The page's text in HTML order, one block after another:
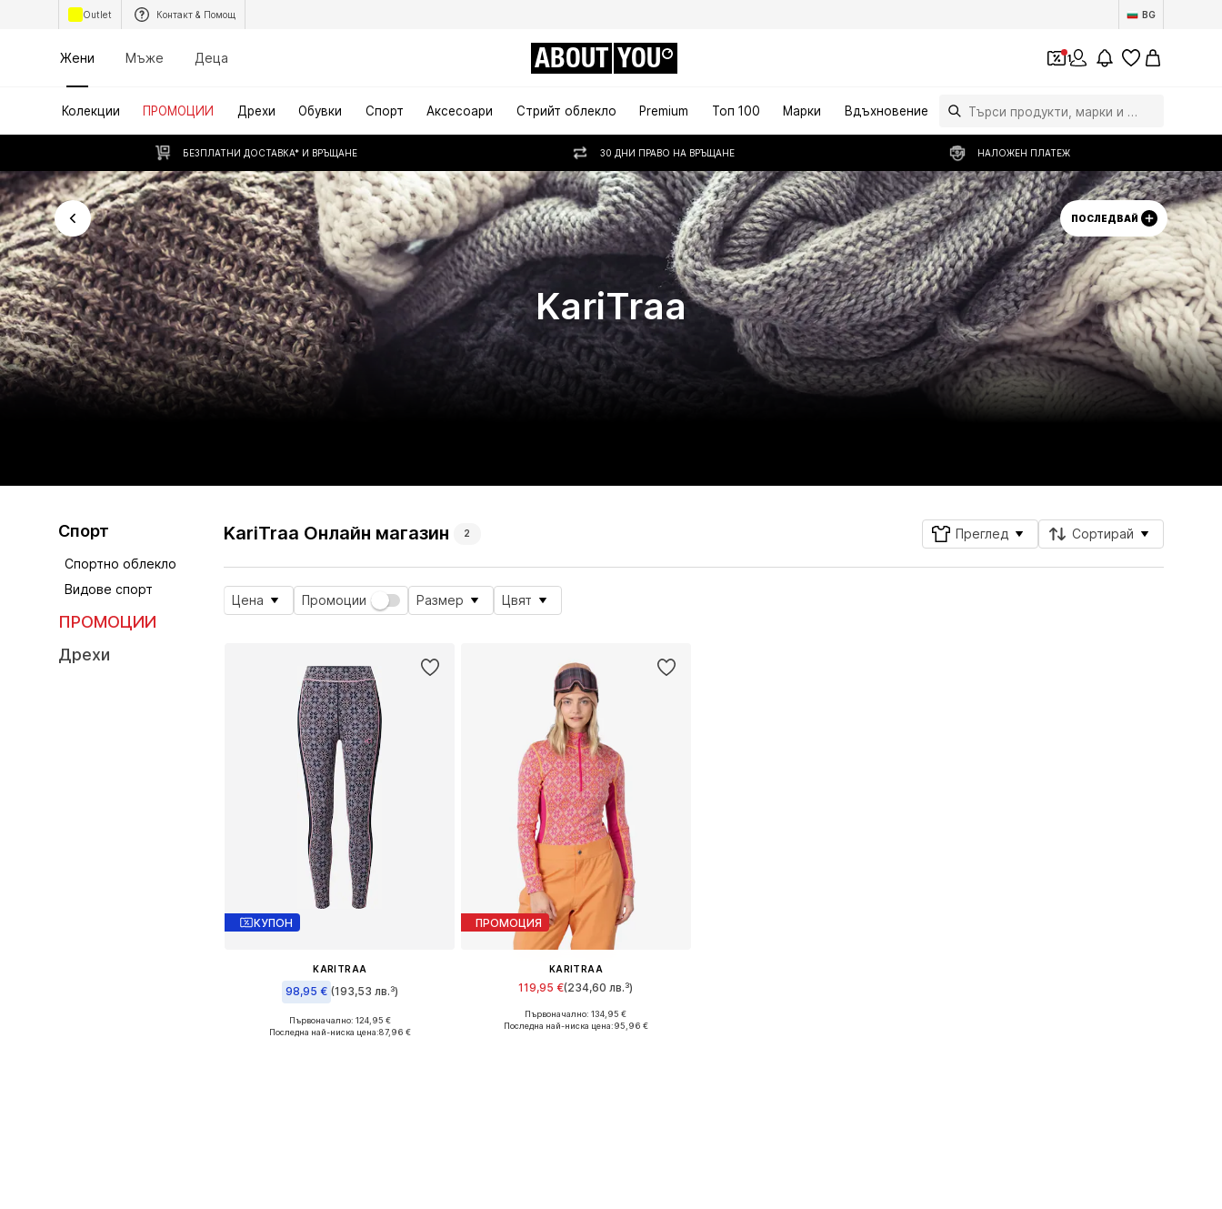
Outlet Контакт & Помощ BG
Жени Мъже Деца ABOUT YOU 1
Колекции ПРОМОЦИИ Дрехи Обувки Спорт Аксесоари Стрийт облекло Premium Топ 100 Марки Вдъхновение
БЕЗПЛАТНИ ДОСТАВКА* И ВРЪЩАНЕ 30 ДНИ ПРАВО НА ВРЪЩАНЕ НАЛОЖЕН ПЛАТЕЖ
ПОСЛЕДВАЙ
KariTraa
Спорт
Спортно облекло
Видове спорт
ПРОМОЦИИ
Дрехи
KariTraa Онлайн магазин 2 Преглед Сортирай
Цена Промоции Размер Цвят
КУПОН
KARITRAA
98,95 € (193,53 лв.³)
Налични размери: S, L
Първоначално: 124,95 €
Последна най-ниска цена:87,96 €
ПРОМОЦИЯ
KARITRAA
119,95 €(234,60 лв.³)
Налични размери: M Нормални размери
Първоначално: 134,95 €
Последна най-ниска цена:95,96 €